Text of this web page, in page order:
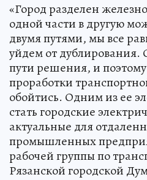
«Город разделен
одной части в другую
двумя путями, мы все
уйдем от дублирования.
пути решения, и
проработки
обойтись. Одним из ее
стать городские
актуальные для
промышленных
рабочей группы по
Рязанской городской